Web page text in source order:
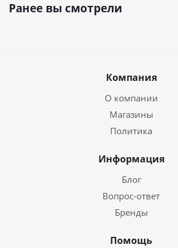
Ранее вы смотрели
Компания
О компании
Магазины
Политика
Информация
Блог
Вопрос-ответ
Бренды
Помощь